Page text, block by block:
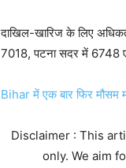
दाखिल-खारिज के लिए
7018, पटना सदर में 6748
Bihar में एक बार फिर मौसम
Disclaimer : This
only. We aim